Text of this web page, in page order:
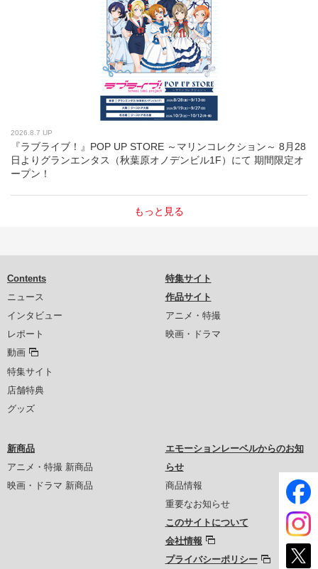
2026.8.7 UP
『ラブライブ！』POP UP STORE ～マリンコレクション～ 8月28
日よりグランエンタス（秋葉原オノデンビル1F）にて 期間限定オ
ープン！
もっと見る
Contents
ニュース
インタビュー
レポート
動画
特集サイト
店舗特典
グッズ
特集サイト
作品サイト
アニメ・特撮
映画・ドラマ
新商品
アニメ・特撮 新商品
映画・ドラマ 新商品
エモーションレーベルからのお知
らせ
商品情報
重要なお知らせ
このサイトについて
会社情報
プライバシーポリシー